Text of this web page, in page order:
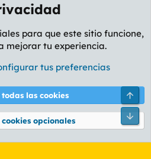
AMARILLO
Política de privacidad Ayuda
© 2010-2026 XenForo Ltd.
para que este sitio funcione,
mejorar tu experiencia.
tus preferencias
las cookies
opcionales
Pie